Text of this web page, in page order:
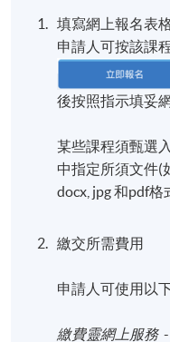
填寫網上報名表
申請人可按該課
後按照指示填妥
某些課程須甄選
中指定所須文件(
docx, jpg 和pdf格
繳交所需費用
申請人可使用以
繳費靈網上服務-